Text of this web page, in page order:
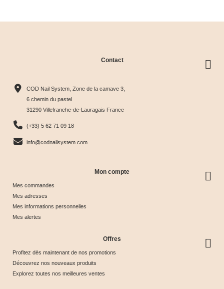
Tips &
nuancier
 
& Tips
Glow &
Collection
Contact
COD Nail System, Zone de la camave 3,
6 chemin du pastel
31290 Villefranche-de-Lauragais France
(+33) 5 62 71 09 18
info@codnailsystem.com
Mon compte
Mes commandes
Mes adresses
Mes informations personnelles
Mes alertes
Offres
Profitez dès maintenant de nos promotions
Découvrez nos nouveaux produits
Explorez toutes nos meilleures ventes